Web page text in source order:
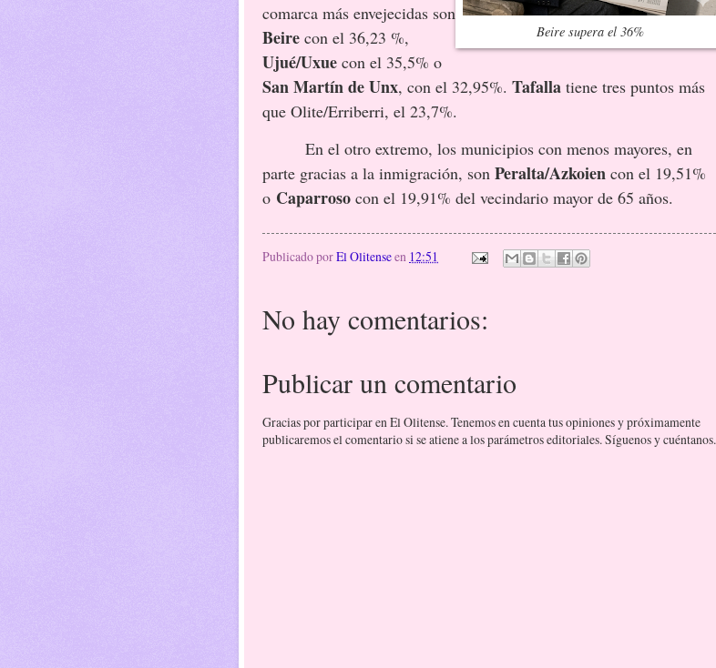
Beire supera el 36%
comarca más envejecidas son
Beire con el 36,23 %,
Ujué/Uxue con el 35,5% o
San Martín de Unx, con el 32,95%. Tafalla tiene tres puntos más
que Olite/Erriberri, el 23,7%.
En el otro extremo, los municipios con menos mayores, en
parte gracias a la inmigración, son Peralta/Azkoien con el 19,51%
o Caparroso con el 19,91% del vecindario mayor de 65 años.
Publicado porEl Olitenseen 12:51
No hay comentarios:
Publicar un comentario
Gracias por participar en El Olitense. Tenemos en cuenta tus opiniones y próximamente
publicaremos el comentario si se atiene a los parámetros editoriales. Síguenos y cuéntanos.